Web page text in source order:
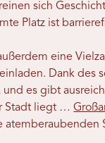
sich
Platz ist
eine
Dank des
es gibt
Stadt liegt …
atemberaubenden